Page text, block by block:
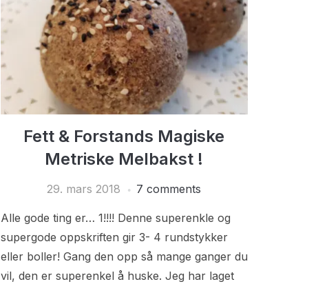
Fett & Forstands Magiske
Metriske Melbakst !
29. mars 2018 7 comments
Alle gode ting er… 1!!!! Denne superenkle og
supergode oppskriften gir 3- 4 rundstykker
eller boller! Gang den opp så mange ganger du
vil, den er superenkel å huske. Jeg har laget